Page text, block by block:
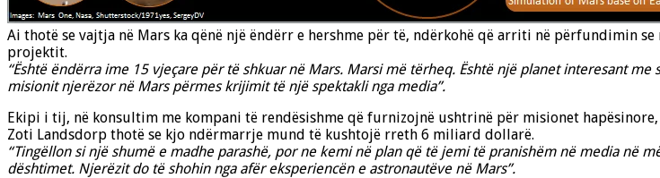
Ai thotë se vajtja në Mars ka qënë një ëndërr e hershme për të, ndërkohë që arriti në
projektit.
“Është ëndërra ime 15 vjeçare për të shkuar në Mars. Marsi më tërheq. Është një planet interesant
misionit njerëzor në Mars përmes krijimit të një spektakli nga media”.
Ekipi i tij, në konsultim me kompani të rendësishme që furnizojnë ushtrinë për misionet
Zoti Landsdorp thotë se kjo ndërmarrje mund të kushtojë rreth 6 miliard dollarë.
“Tingëllon si një shumë e madhe parashë, por ne kemi në plan që të jemi të pranishëm në media në
dështimet. Njerëzit do të shohin nga afër eksperiencën e astronautëve në Mars”.